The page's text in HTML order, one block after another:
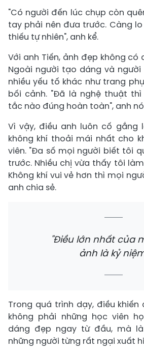
"Có người đến lúc chụp còn
tay phải nên đưa trước. Càng
thiếu tự nhiên", anh kể.
Với anh Tiến, ảnh đẹp không
Ngoài người tạo dáng và
nhiều yếu tố khác như trang
bối cảnh. "Đã là nghệ thuật thì
tắc nào đúng hoàn toàn", anh
Vì vậy, điều anh luôn cố
không khí thoải mái nhất cho
viên. "Đa số mọi người biết tôi
trước. Nhiều chị vừa thấy tôi
Không khí vui vẻ hơn thì mọi
anh chia sẻ.
"Điều lớn nhất của
ảnh là kỷ
Trong quá trình dạy, điều khiến
không phải những học viên
dáng đẹp ngay từ đầu, mà
những người từng rất ngại xuất